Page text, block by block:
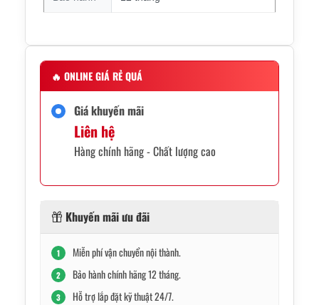
🔥 ONLINE GIÁ RẺ QUÁ
Giá khuyến mãi
Liên hệ
Hàng chính hãng - Chất lượng cao
Khuyến mãi ưu đãi
1 Miễn phí vận chuyển nội thành.
2 Bảo hành chính hãng 12 tháng.
3 Hỗ trợ lắp đặt kỹ thuật 24/7.